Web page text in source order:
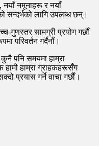
नयाँ नमूनाहरू र नयाँ
लागि उपलब्ध छन्।
गुणस्तर सामग्री प्रयोग गर्छौं
परिवर्तन गर्दैनौं।
पनि समयमा हाम्रा
हाम्रा ग्राहकहरूसँग
प्रयास गर्ने वाचा गर्छौं।